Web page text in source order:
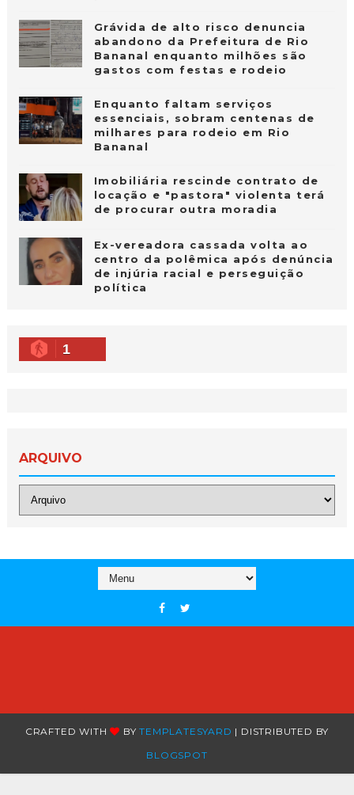
Grávida de alto risco denuncia
abandono da Prefeitura de Rio
Bananal enquanto milhões são
gastos com festas e rodeio
Enquanto faltam serviços
essenciais, sobram centenas de
milhares para rodeio em Rio
Bananal
Imobiliária rescinde contrato de
locação e "pastora" violenta terá
de procurar outra moradia
Ex-vereadora cassada volta ao
centro da polêmica após denúncia
de injúria racial e perseguição
política
1
ARQUIVO
CRAFTED WITH BYTEMPLATESYARD | DISTRIBUTED BY
BLOGSPOT